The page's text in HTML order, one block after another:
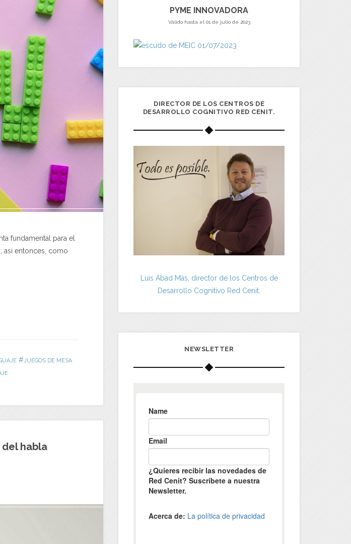
fundamental para el
así entonces, como
#JUEGOS DE MESA
del habla
PYME INNOVADORA
Válido hasta el 01 de julio de 2023
DIRECTOR DE LOS CENTROS DE
DESARROLLO COGNITIVO RED CENIT.
Luis Abad Más, director de los Centros de
Desarrollo Cognitivo Red Cenit.
NEWSLETTER